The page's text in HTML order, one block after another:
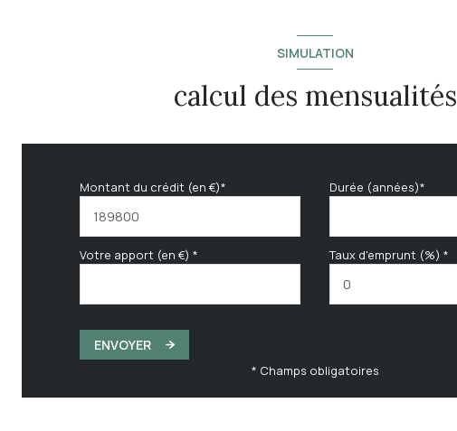
SIMULATION
calcul des mensualités
Montant du crédit (en €)* Durée (années)*
Votre apport (en €) * Taux d'emprunt (%) *
ENVOYER
* Champs obligatoires